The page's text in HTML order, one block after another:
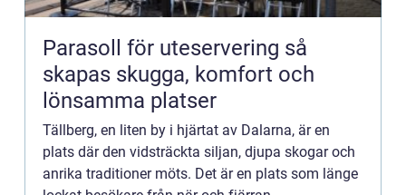
Parasoll för uteservering så
skapas skugga, komfort och
lönsamma platser
Tällberg, en liten by i hjärtat av Dalarna, är en
plats där den vidsträckta siljan, djupa skogar och
anrika traditioner möts. Det är en plats som länge